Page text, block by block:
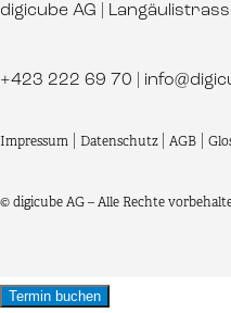
digicube AG |
+423 222 69 70
Impressum Datenschutz AGB
© digicube AG – Alle Rechte